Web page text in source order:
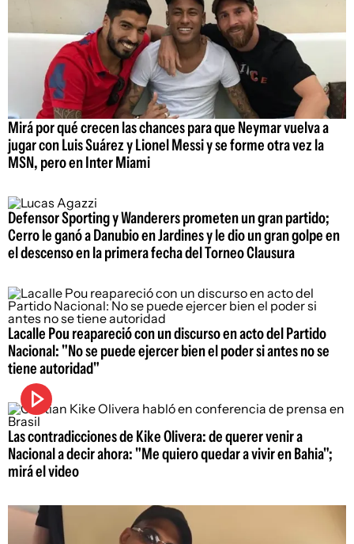
Mirá por qué crecen las chances para que Neymar vuelva a
jugar con Luis Suárez y Lionel Messi y se forme otra vez la
MSN, pero en Inter Miami
Defensor Sporting y Wanderers prometen un gran partido;
Cerro le ganó a Danubio en Jardines y le dio un gran golpe en
el descenso en la primera fecha del Torneo Clausura
Lacalle Pou reapareció con un discurso en acto del Partido
Nacional: "No se puede ejercer bien el poder si antes no se
tiene autoridad"
Las contradicciones de Kike Olivera: de querer venir a
Nacional a decir ahora: "Me quiero quedar a vivir en Bahia";
mirá el video